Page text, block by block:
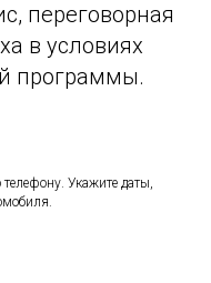
переговорная
в условиях
программы.
телефону. Укажите даты,